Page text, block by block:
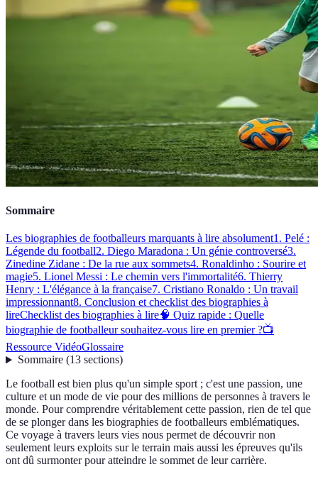
Sommaire
Les biographies de footballeurs marquants à lire absolument1. Pelé :
Légende du football2. Diego Maradona : Un génie controversé3.
Zinedine Zidane : De la rue aux sommets4. Ronaldinho : Sourire et
magie5. Lionel Messi : Le chemin vers l'immortalité6. Thierry
Henry : L'élégance à la française7. Cristiano Ronaldo : Un travail
impressionnant8. Conclusion et checklist des biographies à
lireChecklist des biographies à lire🧠 Quiz rapide : Quelle
biographie de footballeur souhaitez-vous lire en premier ?📺
Ressource VidéoGlossaire
Sommaire(13 sections)
Le football est bien plus qu'un simple sport ; c'est une passion, une
culture et un mode de vie pour des millions de personnes à travers le
monde. Pour comprendre véritablement cette passion, rien de tel que
de se plonger dans les biographies de footballeurs emblématiques.
Ce voyage à travers leurs vies nous permet de découvrir non
seulement leurs exploits sur le terrain mais aussi les épreuves qu'ils
ont dû surmonter pour atteindre le sommet de leur carrière.